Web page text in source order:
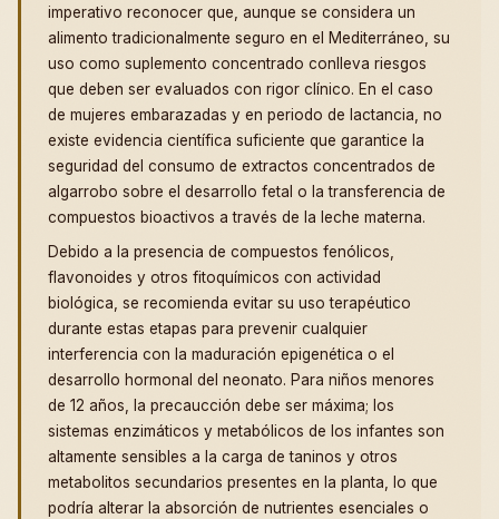
imperativo reconocer que, aunque se considera un
alimento tradicionalmente seguro en el Mediterráneo, su
uso como suplemento concentrado conlleva riesgos
que deben ser evaluados con rigor clínico. En el caso
de mujeres embarazadas y en periodo de lactancia, no
existe evidencia científica suficiente que garantice la
seguridad del consumo de extractos concentrados de
algarrobo sobre el desarrollo fetal o la transferencia de
compuestos bioactivos a través de la leche materna.
Debido a la presencia de compuestos fenólicos,
flavonoides y otros fitoquímicos con actividad
biológica, se recomienda evitar su uso terapéutico
durante estas etapas para prevenir cualquier
interferencia con la maduración epigenética o el
desarrollo hormonal del neonato. Para niños menores
de 12 años, la precaucción debe ser máxima; los
sistemas enzimáticos y metabólicos de los infantes son
altamente sensibles a la carga de taninos y otros
metabolitos secundarios presentes en la planta, lo que
podría alterar la absorción de nutrientes esenciales o